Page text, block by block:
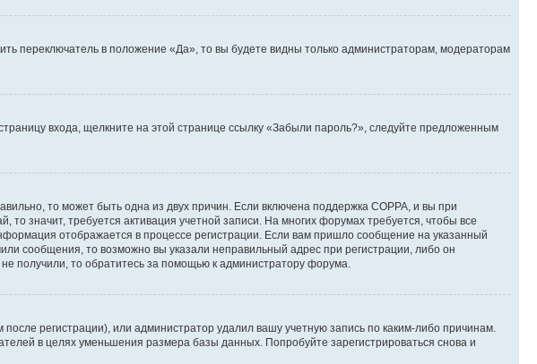
переключатель в положение «Да», то вы будете видны только администраторам, модераторам
входа, щелкните на этой странице ссылку «Забыли пароль?», следуйте предложенным
то может быть одна из двух причин. Если включена поддержка COPPA, и вы при
значит, требуется активация учетной записи. На многих форумах требуется, чтобы все
отображается в процессе регистрации. Если вам пришло сообщение на указанный
сообщения, то возможно вы указали неправильный адрес при регистрации, либо он
получили, то обратитесь за помощью к администратору форума.
регистрации), или администратор удалил вашу учетную запись по каким-либо причинам.
в целях уменьшения размера базы данных. Попробуйте зарегистрироваться снова и